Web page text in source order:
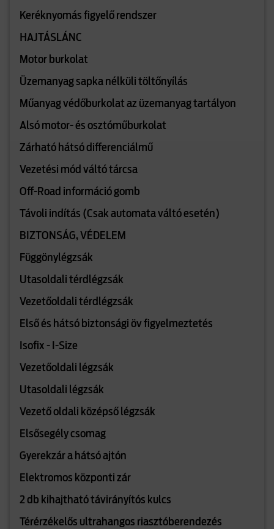
Keréknyomás figyelő rendszer
HAJTÁSLÁNC
Motor burkolat
Üzemanyag sapka nélküli töltőnyílás
Műanyag védőburkolat az üzemanyag tartályon
Alsó motor- és osztóműburkolat
Zárható hátsó differenciálmű
Vezetési mód váltó tárcsa
Off-Road információ gomb
Távoli indítás (Csak automata váltó esetén)
BIZTONSÁG, VÉDELEM
Függönylégzsák
Utasoldali térdlégzsák
Vezetőoldali térdlégzsák
Első és hátsó biztonsági öv figyelmeztetés
Isofix - I-Size
Vezetőoldali légzsák
Utasoldali légzsák
Vezető oldali középső légzsák
Elsősegély csomag
Gyerekzár a hátsó ajtón
Elektromos központi zár
2 db kihajtható távirányítós kulcs
Térérzékelős ultrahangos riasztóberendezés